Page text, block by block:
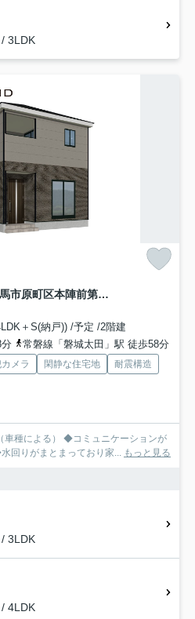
3LDK
新築戸建・新築建売 南相馬市原町区本陣前第5 第三小・第一中
＋S(納戸)) /予定 /2階建
常磐線「磐城太田」駅 徒歩58分
カメラ 閑静な住宅地
耐震構造
種による） ◆コミュニケーションが
回りがまとまっており家... もっと見る
3LDK
4LDK